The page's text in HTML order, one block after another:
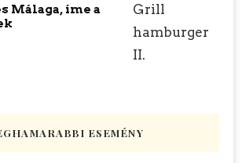
Málaga, íme a
ESEMÉNY